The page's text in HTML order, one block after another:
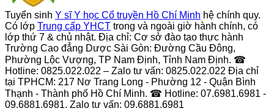
Tuyển sinh Y sĩ Y học Cổ truyền Hồ Chí Minh hệ chính quy.
Có lớp Trung cấp YHCT trong và ngoài giờ hành chính, có
lớp thứ 7 & chủ nhật. Địa chỉ: Cơ sở đào tạo thực hành
Trường Cao đẳng Dược Sài Gòn: Đường Cầu Đông,
Phường Lộc Vượng, TP Nam Định, Tỉnh Nam Định. ☎
Hotline: 0825.022.022 – Zalo tư vấn: 0825.022.022 Địa chỉ
tại TPHCM: 217 Nơ Trang Long - Phường 12 - Quận Bình
Thạnh - Thành phố Hồ Chí Minh. ☎ Hotline: 07.6981.6981 -
09.6881.6981. Zalo tư vấn: 09.6881.6981